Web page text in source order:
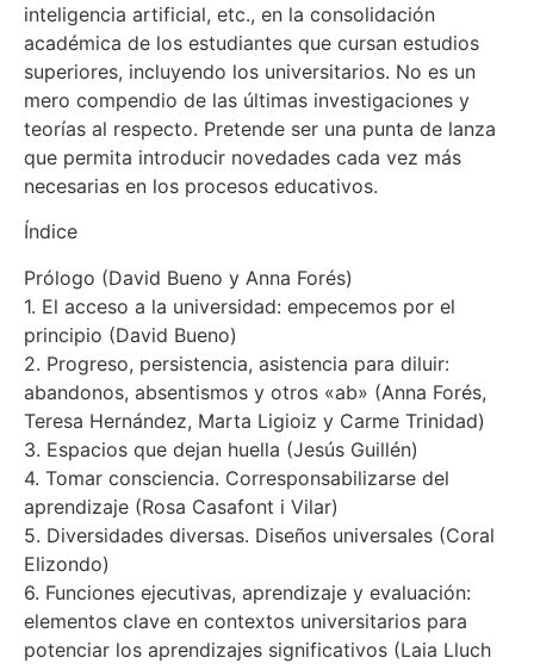
inteligencia artificial, etc., en la consolidación
académica de los estudiantes que cursan estudios
superiores, incluyendo los universitarios. No es un
mero compendio de las últimas investigaciones y
teorías al respecto. Pretende ser una punta de lanza
que permita introducir novedades cada vez más
necesarias en los procesos educativos.
Índice
Prólogo (David Bueno y Anna Forés)
1. El acceso a la universidad: empecemos por el
principio (David Bueno)
2. Progreso, persistencia, asistencia para diluir:
abandonos, absentismos y otros «ab» (Anna Forés,
Teresa Hernández, Marta Ligioiz y Carme Trinidad)
3. Espacios que dejan huella (Jesús Guillén)
4. Tomar consciencia. Corresponsabilizarse del
aprendizaje (Rosa Casafont i Vilar)
5. Diversidades diversas. Diseños universales (Coral
Elizondo)
6. Funciones ejecutivas, aprendizaje y evaluación:
elementos clave en contextos universitarios para
potenciar los aprendizajes significativos (Laia Lluch